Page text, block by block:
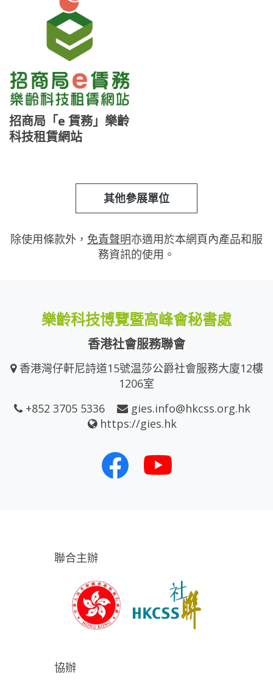
招商局「e 賃務」樂齡
科技租賃網站
其他參展單位
除使用條款外， 免責聲明亦適用於本網頁內產品和服
務資訊的使用。
樂齡科技博覽暨高峰會秘書處
香港社會服務聯會
香港灣仔軒尼詩道15號温莎公爵社會服務大廈12樓
1206室
+852 3705 5336
gies.info@hkcss.org.hk
https://gies.hk
聯合主辦
協辦